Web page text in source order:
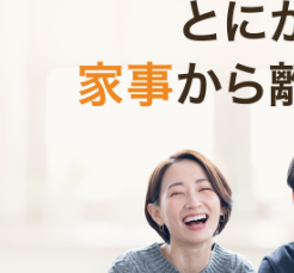
愛知県近郊の
北区・西区
中川区・港区 南